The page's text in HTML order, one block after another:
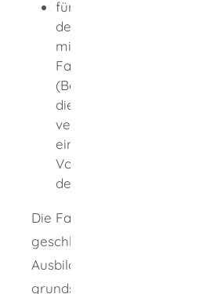
für Bewerber um die
der Klasse CE oder DE
mindestens zwei Monate
(Besitzt der Bewerber für
die Fahrlehrerlaubnis der
verkürzt sich die
einen Monat; dieses gilt
Vorbesitz der Klasse DE
der
Die Fahrlehrerausbildung
geschlossenen Kursen an
Ausbildungsstätte. Eine
grundsätzlich nicht zulässig,